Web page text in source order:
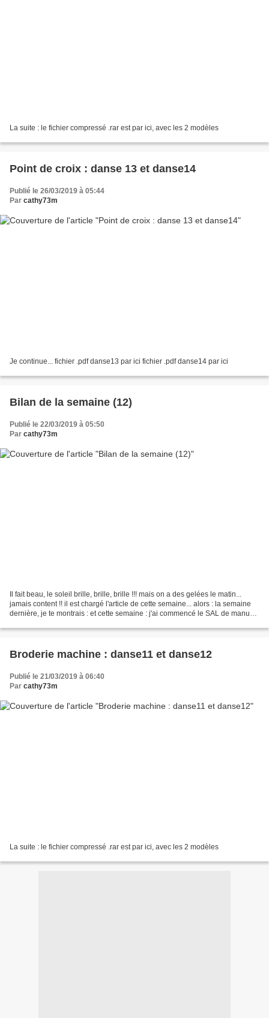
La suite : le fichier compressé .rar est par ici, avec les 2 modèles
Point de croix : danse 13 et danse14
Publié le 26/03/2019 à 05:44
Par cathy73m
Je continue... fichier .pdf danse13 par ici fichier .pdf danse14 par ici
Bilan de la semaine (12)
Publié le 22/03/2019 à 05:50
Par cathy73m
Il fait beau, le soleil brille, brille, brille !!! mais on a des gelées le matin...
jamais content !! il est chargé l'article de cette semaine... alors : la semaine
dernière, je te montrais : et cette semaine : j'ai commencé le SAL de manue
Broderie machine : danse11 et danse12
Publié le 21/03/2019 à 06:40
Par cathy73m
La suite : le fichier compressé .rar est par ici, avec les 2 modèles